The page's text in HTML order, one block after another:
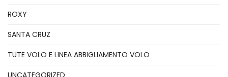
ROXY
SANTA CRUZ
TUTE VOLO E LINEA ABBIGLIAMENTO VOLO